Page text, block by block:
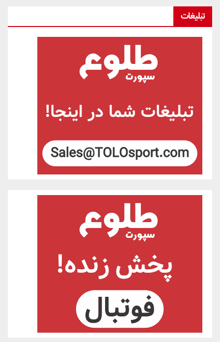
تبلیغات